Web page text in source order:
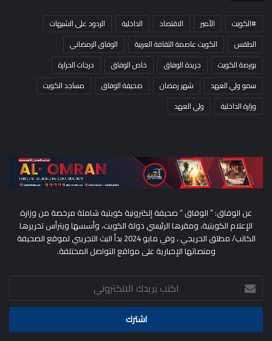
#الكويت الأمير الاقتصاد الداخلية
الردود على الشبهات
الطقس
الكويت عاصمة الثقافة العربية
الوفاق الرمضاني
بورصة الكويت
جريدة الوفاق خاص الوفاق
درجات الحرارة
سمو ولي العهد
شهر رمضان صحيفة الوفاق
مساجد الكويت
وزارة الداخلية
ولي العهد
عن الوفاق: ” الوفاق ” صحيفة إلكترونية كويتية شاملة مرخصة من وزارة
الإعلام الكويتية، ومقرها الرئيسي دولة الكويت، وأسسها ويترأس تحريرها
الكاتب/ مطلق الحريجي ، وفي مايو 2024 بدأ البث التجريبي لموقع الصحيفة
ومنصاتها الإخبارية على مواقع التواصل المختلفة.
اكتب
بريدك
الالكتروني